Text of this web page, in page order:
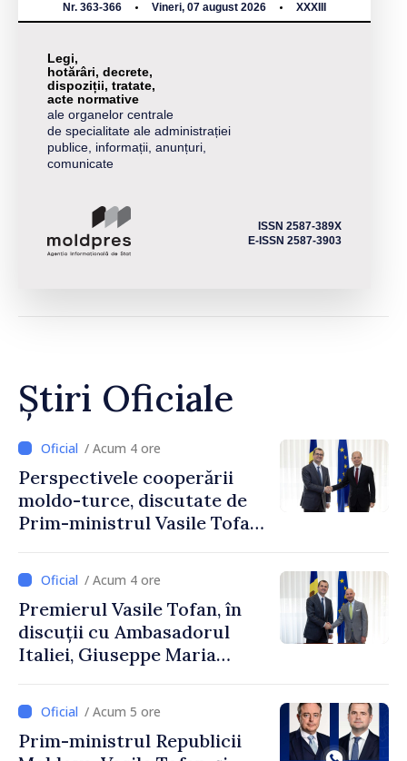
Nr. 363-366 Vineri, 07 august 2026 XXXIII
Legi,
hotărâri, decrete,
dispoziții, tratate,
acte normative
ale organelor centrale
de specialitate ale administrației
publice, informații, anunțuri,
comunicate
ISSN 2587-389X
E-ISSN 2587-3903
Știri Oficiale
/ Acum 4 ore
Perspectivele cooperării
moldo-turce, discutate de
Prim-ministrul Vasile Tofan
Uygar Mustafa Sertel
/ Acum 4 ore
Premierul Vasile Tofan, în
discuții cu Ambasadorul
Italiei, Giuseppe Maria
/ Acum 5 ore
Prim-ministrul Republicii